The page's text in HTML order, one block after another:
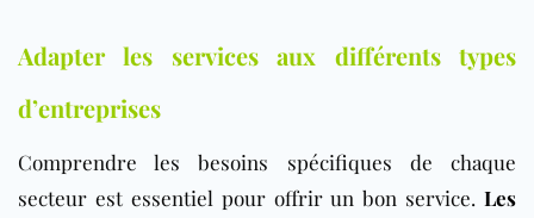
Adapter les services aux différents types
d’entreprises
Comprendre les besoins spécifiques de chaque
secteur est essentiel pour offrir un bon service. Les